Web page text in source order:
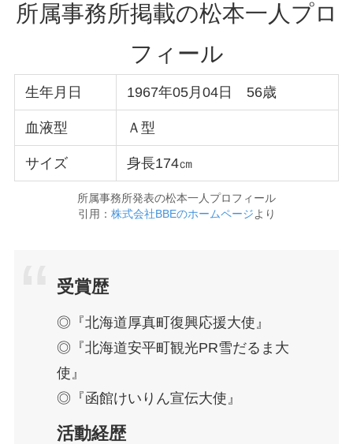
所属事務所掲載の松本一人プロ
フィール
生年月日 1967年05月04日 56歳
血液型 Ａ型
サイズ 身長174㎝
所属事務所発表の松本一人プロフィール
引用： 株式会社BBEのホームページより
受賞歴
◎『北海道厚真町復興応援大使』
◎『北海道安平町観光PR雪だるま大
使』
◎『函館けいりん宣伝大使』
活動経歴